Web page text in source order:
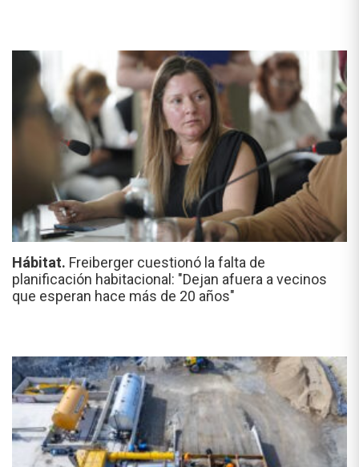
Hábitat. Freiberger cuestionó la falta de
planificación habitacional: "Dejan afuera a vecinos
que esperan hace más de 20 años"